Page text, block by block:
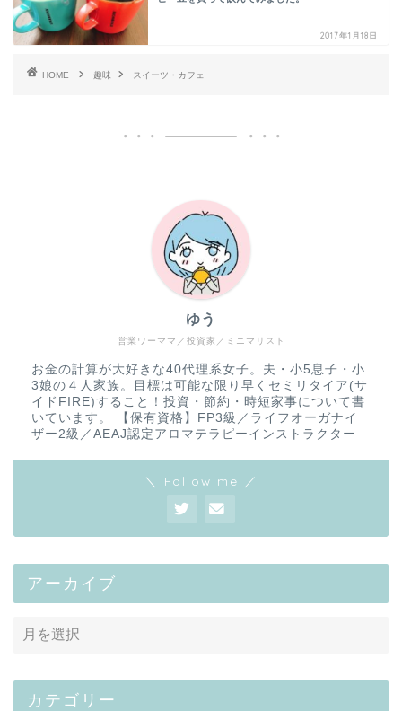
2017年1月18日
HOME 趣味 スイーツ・カフェ
営業ワーママ／投資家／ミニマリスト
ゆう
お金の計算が大好きな40代理系女子。夫・小5息子・小
3娘の４人家族。目標は可能な限り早くセミリタイア(サ
イドFIRE)すること！投資・節約・時短家事について書
いています。 【保有資格】FP3級／ライフオーガナイ
ザー2級／AEAJ認定アロマテラピーインストラクター
＼ Follow me ／
アーカイブ
カテゴリー